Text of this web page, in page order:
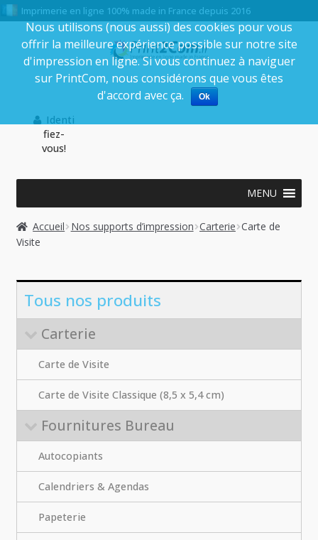
Imprimerie en ligne 100% made in France depuis 2016
Aller
à
la
Aller
au
contenu
Identi
fiez-
vous!
MENU
Accueil Nos supports d’impression Carterie Carte de
Visite
Tous nos produits
Carterie
Carte de Visite
Carte de Visite Classique (8,5 x 5,4 cm)
Fournitures Bureau
Autocopiants
Calendriers & Agendas
Papeterie
Nous utilisons (nous aussi) des cookies pour vous
offrir la meilleure expérience possible sur notre site
d'impression en ligne. Si vous continuez à naviguer
sur PrintCom, nous considérons que vous êtes
d'accord avec ça.
Ok